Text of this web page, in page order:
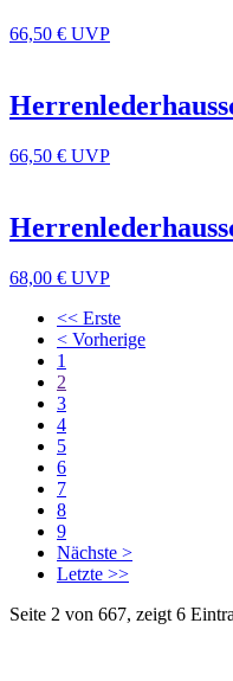
66,50 € UVP
66,50 € UVP
68,00 € UVP
<< Erste
< Vorherige
1
2
3
4
5
6
7
8
9
Nächste >
Letzte >>
Seite 2 von 667, zeigt 6